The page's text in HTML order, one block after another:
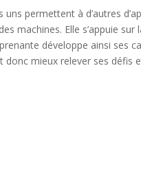
permettent à d’autres
Elle s’appuie
développe ainsi ses
mieux relever ses